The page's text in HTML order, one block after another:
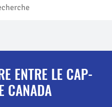
ENTRE LE CAP-
CANADA